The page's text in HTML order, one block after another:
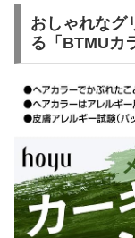
おしゃれなグ
る「BTMUカ